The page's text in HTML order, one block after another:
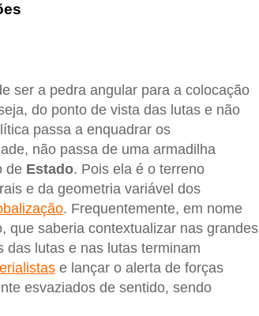
ser a pedra angular para a colocação
do ponto de vista das lutas e não
passa a enquadrar os
não passa de uma armadilha
de Estado. Pois ela é o terreno
e da geometria variável dos
. Frequentemente, em nome
que saberia contextualizar nas grandes
das lutas e nas lutas terminam
e lançar o alerta de forças
esvaziados de sentido, sendo